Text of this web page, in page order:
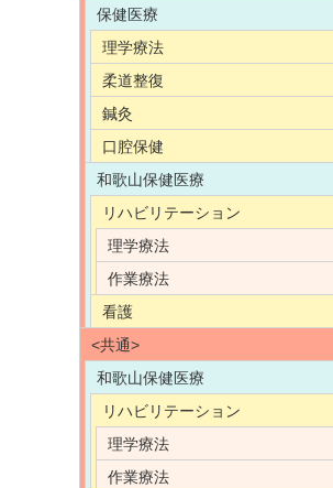
保健医療
理学療法
柔道整復
鍼灸
口腔保健
和歌山保健医療
リハビリテーション
理学療法
作業療法
看護
<共通>
和歌山保健医療
リハビリテーション
理学療法
作業療法